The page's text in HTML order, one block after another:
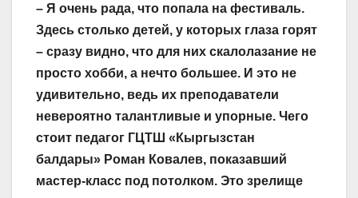
– Я очень рада, что попала на фестиваль.
Здесь столько детей, у которых глаза горят
– сразу видно, что для них скалолазание не
просто хобби, а нечто большее. И это не
удивительно, ведь их преподаватели
невероятно талантливые и упорные. Чего
стоит педагог ГЦТШ «Кыргызстан
балдары» Роман Ковалев, показавший
мастер-класс под потолком. Это зрелище